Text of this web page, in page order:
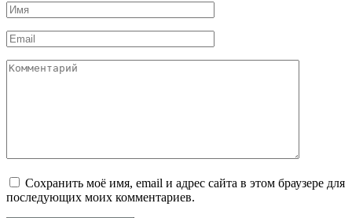
Имя
*
Email
*
Комментарий
Сохранить моё имя, email и адрес сайта в этом браузере для
последующих моих комментариев.